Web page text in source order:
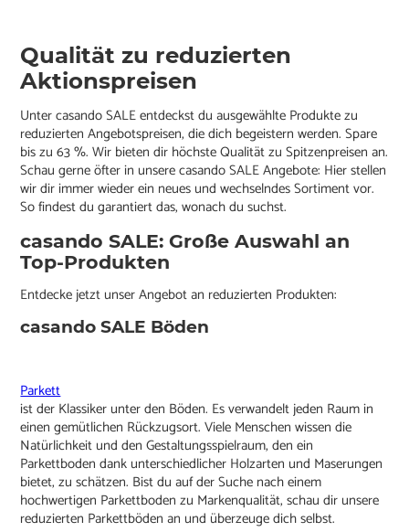
Qualität zu reduzierten
Aktionspreisen
Unter casando SALE entdeckst du ausgewählte Produkte zu
reduzierten Angebotspreisen, die dich begeistern werden. Spare
bis zu 63 %. Wir bieten dir höchste Qualität zu Spitzenpreisen an.
Schau gerne öfter in unsere casando SALE Angebote: Hier stellen
wir dir immer wieder ein neues und wechselndes Sortiment vor.
So findest du garantiert das, wonach du suchst.
casando SALE: Große Auswahl an
Top-Produkten
Entdecke jetzt unser Angebot an reduzierten Produkten:
casando SALE Böden
Parkett
ist der Klassiker unter den Böden. Es verwandelt jeden Raum in
einen gemütlichen Rückzugsort. Viele Menschen wissen die
Natürlichkeit und den Gestaltungsspielraum, den ein
Parkettboden dank unterschiedlicher Holzarten und Maserungen
bietet, zu schätzen. Bist du auf der Suche nach einem
hochwertigen Parkettboden zu Markenqualität, schau dir unsere
reduzierten Parkettböden an und überzeuge dich selbst.